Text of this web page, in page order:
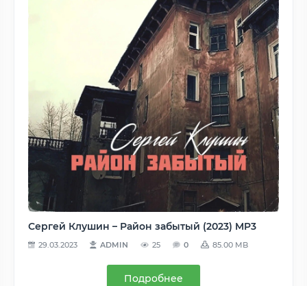
Сергей Клушин – Район забытый (2023) MP3
29.03.2023 ADMIN 25 0 85.00 MB
Подробнее